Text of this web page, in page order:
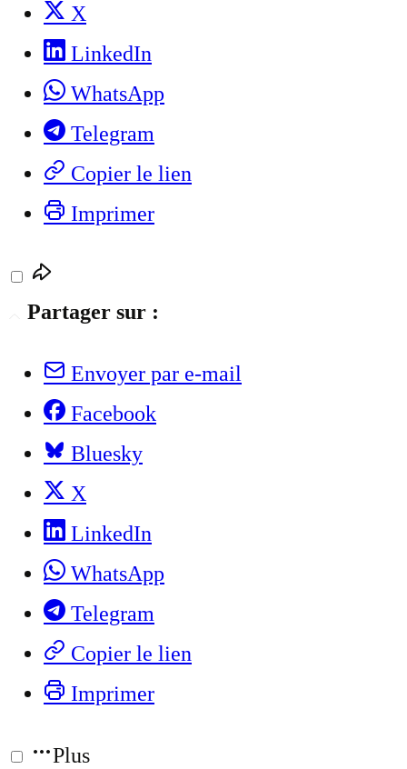
X
LinkedIn
WhatsApp
Telegram
Copier le lien
Imprimer
Partager sur :
Envoyer par e-mail
Facebook
Bluesky
X
LinkedIn
WhatsApp
Telegram
Copier le lien
Imprimer
Plus